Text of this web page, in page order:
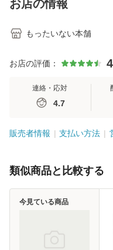
堂 [単行
お店の情報
もったいない本舗
お店の評価：
連絡・応対
4.7
販売者情報 支払い方法
類似商品と比較する
今見ている商品